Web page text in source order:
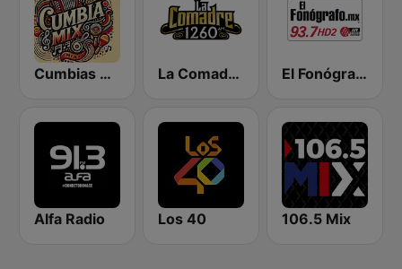
Cumbias Mix La Comadre 1260 AM El Fonógrafo HD2
Alfa Radio Los 40 106.5 Mix